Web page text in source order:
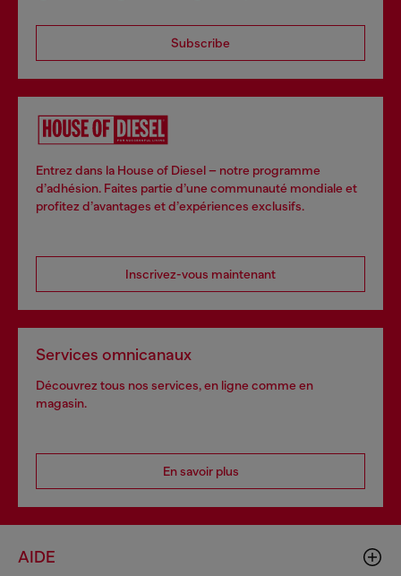
Subscribe
Entrez dans la House of Diesel – notre programme
d’adhésion. Faites partie d’une communauté mondiale et
profitez d’avantages et d’expériences exclusifs.
Inscrivez-vous maintenant
Services omnicanaux
Découvrez tous nos services, en ligne comme en
magasin.
En savoir plus
AIDE